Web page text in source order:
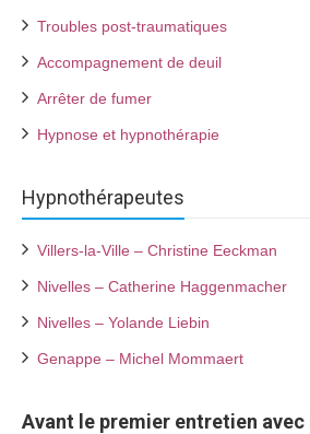
Troubles post-traumatiques
Accompagnement de deuil
Arrêter de fumer
Hypnose et hypnothérapie
Hypnothérapeutes
Villers-la-Ville – Christine Eeckman
Nivelles – Catherine Haggenmacher
Nivelles – Yolande Liebin
Genappe – Michel Mommaert
Avant le premier entretien avec